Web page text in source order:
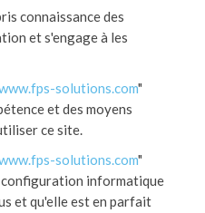
connaissance des
et s'engage à les
solutions.com"
et des moyens
ce site.
solutions.com"
informatique
et qu'elle est en parfait